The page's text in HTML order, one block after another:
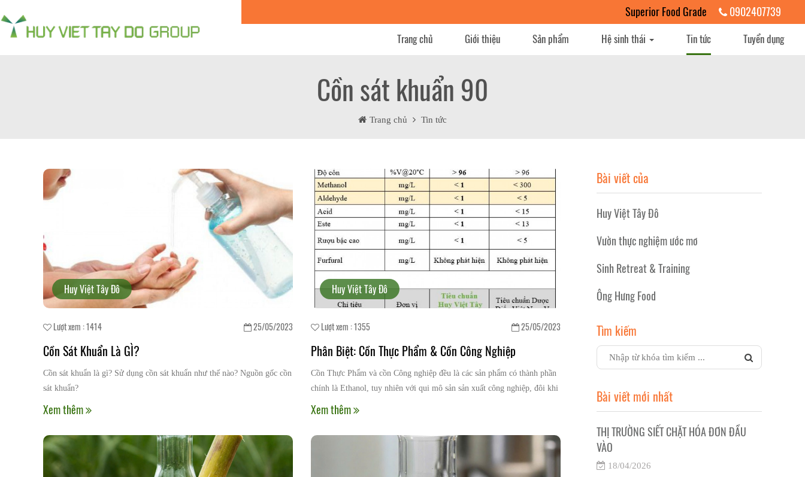
Superior Food Grade 0902407739
Trang chủ Giới thiệu Sản phẩm Hệ sinh thái Tin tức Tuyển dụng
Cồn sát khuẩn 90
Trang chủ Tin tức
Huy Việt Tây Đô
Lượt xem : 1414 25/05/2023
Cồn Sát Khuẩn Là GÌ?
Cồn sát khuẩn là gì? Sử dụng cồn sát khuẩn như thế nào? Nguồn gốc cồn
sát khuẩn?
Xem thêm
Huy Việt Tây Đô
Lượt xem : 1355 25/05/2023
Phân Biệt: Cồn Thực Phẩm & Cồn Công Nghiệp
Cồn Thực Phẩm và cồn Công nghiệp đều là các sản phẩm có thành phần
chính là Ethanol, tuy nhiên với qui mô sản sản xuất công nghiệp, đôi khi
sản phẩm cồn thực phẩm lại bị đánh đồng với sản phẩm cồn công nghiệp.
Xem thêm
Bài viết của
Huy Việt Tây Đô
Vườn thực nghiệm ước mơ
Sinh Retreat & Training
Ông Hưng Food
Tìm kiếm
Bài viết mới nhất
THỊ TRƯỜNG SIẾT CHẶT HÓA ĐƠN ĐẦU
VÀO
18/04/2026